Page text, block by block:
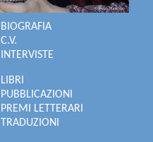
BIOGRAFIA
C.V.
INTERVISTE
LIBRI
PUBBLICAZIONI
PREMI LETTERARI
TRADUZIONI